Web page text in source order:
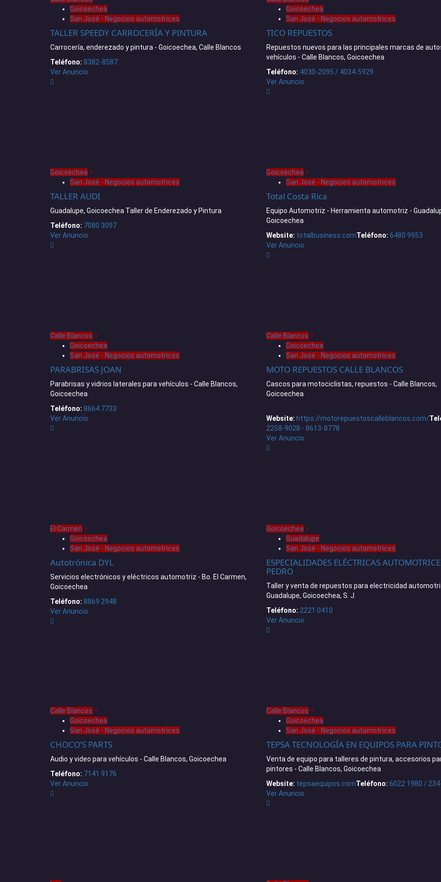
Goicoechea
San José - Negocios automotrices
TALLER SPEEDY CARROCERÍA Y PINTURA
Carrocería, enderezado y pintura - Goicoechea, Calle Blancos
Teléfono: 8382-8587
Ver Anuncio
Goicoechea
San José - Negocios automotrices
TICO REPUESTOS
Repuestos nuevos para las principales marcas de
vehículos - Calle Blancos, Goicoechea
Teléfono: 4030-2095 / 4034-5929
Ver Anuncio
Goicoechea +
San José - Negocios automotrices
TALLER AUDI
Guadalupe, Goicoechea Taller de Enderezado y Pintura
Teléfono: 7080 3097
Ver Anuncio
Goicoechea +
San José - Negocios automotrices
Total Costa Rica
Equipo Automotriz - Herramienta automotriz -
Goicoechea
Website: totalbusiness.comTeléfono: 6480 9953
Ver Anuncio
Calle Blancos +
Goicoechea
San José - Negocios automotrices
PARABRISAS JOAN
Parabrisas y vidrios laterales para vehículos - Calle Blancos,
Goicoechea
Teléfono: 8664 7733
Ver Anuncio
Calle Blancos +
Goicoechea
San José - Negocios automotrices
MOTO REPUESTOS CALLE BLANCOS
Cascos para motociclistas, repuestos - Calle Blancos,
Goicoechea
Website: https://motorepuestoscalleblancos.com/
2258-9028 - 8613-8778
Ver Anuncio
El Carmen +
Goicoechea
San José - Negocios automotrices
Autotrónica DYL
Servicios electrónicos y eléctricos automotriz - Bo. El Carmen,
Goicoechea
Teléfono: 8869 2948
Ver Anuncio
Goicoechea +
Guadalupe
San José - Negocios automotrices
ESPECIALIDADES ELÉCTRICAS
PEDRO
Taller y venta de repuestos para electricidad
Guadalupe, Goicoechea, S. J.
Teléfono: 2221 0410
Ver Anuncio
Calle Blancos +
Goicoechea
San José - Negocios automotrices
CHOCO’S PARTS
Audio y video para vehículos - Calle Blancos, Goicoechea
Teléfono: 7141 9176
Ver Anuncio
Calle Blancos +
Goicoechea
San José - Negocios automotrices
TEPSA TECNOLOGÍA EN EQUIPOS PARA
Venta de equipo para talleres de pintura, accesorios
pintores - Calle Blancos, Goicoechea
Website: tepsaequipos.comTeléfono: 6022 1980 /
Ver Anuncio